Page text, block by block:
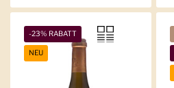
-23% RABATT
NEU